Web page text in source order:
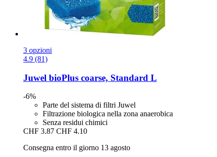
3 opzioni
4.9 (81)
Juwel bioPlus coarse, Standard L
-6%
Parte del sistema di filtri Juwel
Filtrazione biologica nella zona anaerobica
Senza residui chimici
CHF 3.87 CHF 4.10
Consegna entro il giorno 13 agosto